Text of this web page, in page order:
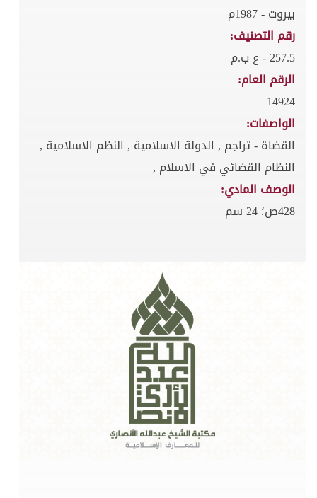
بيروت - 1987م
رقم التصنيف:
257.5 - ع ب.م
الرقم العام:
14924
الواصفات:
القضاة - تراجم , الدولة الاسلامية , النظم الاسلامية ,
النظام القضائي في الاسلام ,
الوصف المادي:
428ص؛ 24 سم